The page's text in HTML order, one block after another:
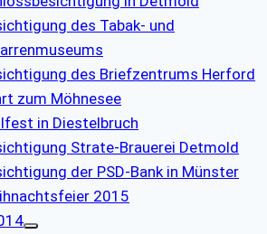
des Tabak- und
des Briefzentrums Herford
zum Möhnesee
in Diestelbruch
Strate-Brauerei Detmold
der PSD-Bank in Münster
2015